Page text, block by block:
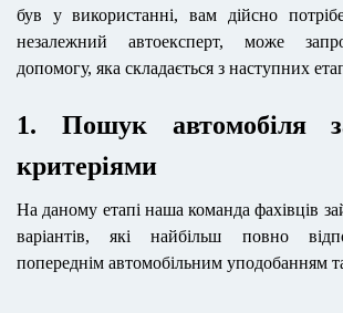
був у використанні, вам дійсно
незалежний автоексперт, може
допомогу, яка складається з наступних
1. Пошук автомобіля
критеріями
На даному етапі наша команда фахівців
варіантів, які найбільш повно
попереднім автомобільним уподобанням